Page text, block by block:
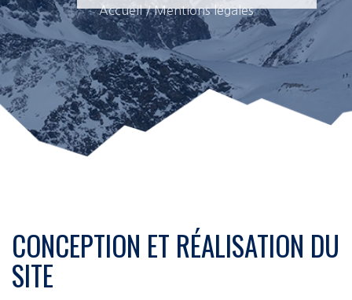
Accueil/Mentions légales
CONCEPTION ET RÉALISATION DU
SITE